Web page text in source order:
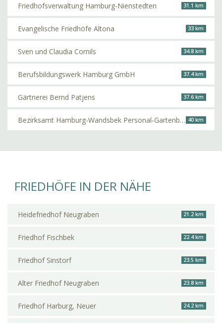
Friedhofsverwaltung Hamburg-Nienstedten 31.1 km
Evangelische Friedhöfe Altona 33 km
Sven und Claudia Cornils 34.8 km
Berufsbildungswerk Hamburg GmbH 37.4 km
Gärtnerei Bernd Patjens 37.6 km
Bezirksamt Hamburg-Wandsbek Personal-Gartenbauabteilung 40 km
FRIEDHÖFE IN DER NÄHE
Heidefriedhof Neugraben 21.2 km
Friedhof Fischbek 22.4 km
Friedhof Sinstorf 23.5 km
Alter Friedhof Neugraben 23.8 km
Friedhof Harburg, Neuer 24.2 km